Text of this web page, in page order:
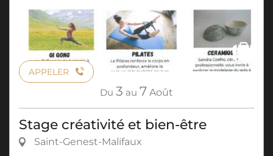
APPELER
Du 3 au 7 Août
Stage créativité et bien-être
Saint-Genest-Malifaux